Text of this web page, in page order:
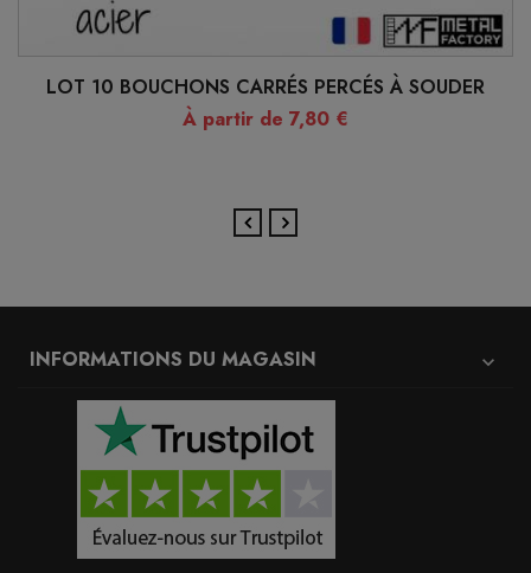
LOT 10 BOUCHONS CARRÉS PERCÉS À SOUDER
À partir de 7,80 €
INFORMATIONS DU MAGASIN expand_more